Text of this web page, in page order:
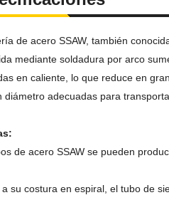
de acero SSAW, también
mediante soldadura por arco
en caliente, lo que reduce en
diámetro adecuadas para
de acero SSAW se pueden
a su costura en espiral, el tubo de